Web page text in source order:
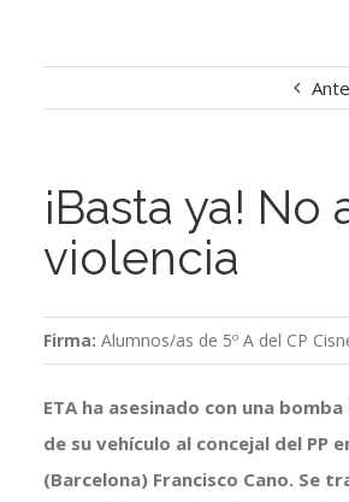
¡Basta ya! No
violencia
Firma: Alumnos/as de 5º A del CP
ETA ha asesinado con una
de su vehículo al concejal del PP
(Barcelona) Francisco Cano. Se